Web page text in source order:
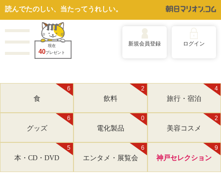
読んでたのしい、当たってうれしい。
現在
40プレゼント
新規会員登録 ログイン
6
食
2
飲料
4
旅行・宿泊
6
グッズ
0
電化製品
2
美容コスメ
5
本・CD・DVD
6
エンタメ・展覧会
9
神戸セレクション